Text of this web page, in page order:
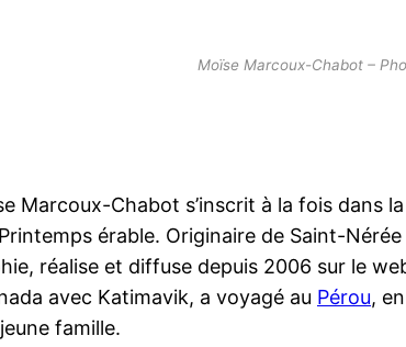
Moïse Marcoux-Chabot –
Marcoux-Chabot s’inscrit à la fois
érable. Originaire de Saint-
réalise et diffuse depuis 2006 sur le
avec Katimavik, a voyagé au Pérou, en
famille.